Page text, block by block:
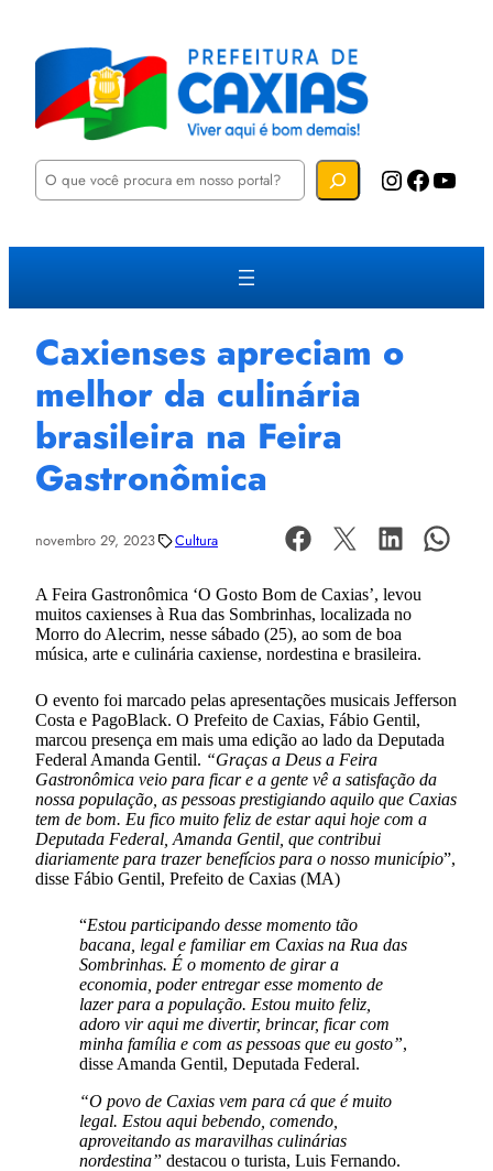
P
u
a
Instagram Facebook YouTube
Caxienses apreciam o
melhor da culinária
brasileira na Feira
Gastronômica
novembro 29, 2023 Cultura
A Feira Gastronômica ‘O Gosto Bom de Caxias’, levou
muitos caxienses à Rua das Sombrinhas, localizada no
Morro do Alecrim, nesse sábado (25), ao som de boa
música, arte e culinária caxiense, nordestina e brasileira.
O evento foi marcado pelas apresentações musicais Jefferson
Costa e PagoBlack. O Prefeito de Caxias, Fábio Gentil,
marcou presença em mais uma edição ao lado da Deputada
Federal Amanda Gentil. “Graças a Deus a Feira
Gastronômica veio para ficar e a gente vê a satisfação da
nossa população, as pessoas prestigiando aquilo que Caxias
tem de bom. Eu fico muito feliz de estar aqui hoje com a
Deputada Federal, Amanda Gentil, que contribui
diariamente para trazer benefícios para o nosso município”,
disse Fábio Gentil, Prefeito de Caxias (MA)
“Estou participando desse momento tão
bacana, legal e familiar em Caxias na Rua das
Sombrinhas. É o momento de girar a
economia, poder entregar esse momento de
lazer para a população. Estou muito feliz,
adoro vir aqui me divertir, brincar, ficar com
minha família e com as pessoas que eu gosto”,
disse Amanda Gentil, Deputada Federal.
“O povo de Caxias vem para cá que é muito
legal. Estou aqui bebendo, comendo,
aproveitando as maravilhas culinárias
nordestina” destacou o turista, Luis Fernando.